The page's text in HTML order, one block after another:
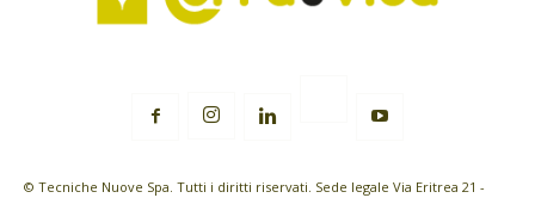
© Tecniche Nuove Spa. Tutti i diritti riservati. Sede legale Via Eritrea 21 -